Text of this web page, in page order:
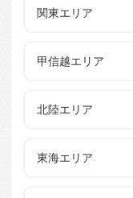
関東エリア
甲信越エリア
北陸エリア
東海エリア